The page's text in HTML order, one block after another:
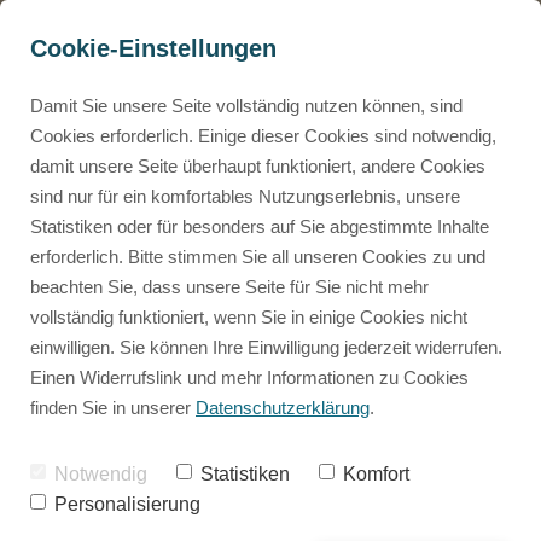
Neuste Beiträge
Human Design
Mammalian Design
Rückblicke
Mammalian Design
0€ Mammalian Design Masterclass
0€ Tierchart Rechner
Kostenlose Tierchart erstellen
Animal Code
Das 1:1 wo wir individuell auf deine Fellnase eingehen.
Sucherergebnis
Cookie-Einstellungen
Damit Sie unsere Seite vollständig nutzen können, sind
Cookies erforderlich. Einige dieser Cookies sind notwendig,
damit unsere Seite überhaupt funktioniert, andere Cookies
sind nur für ein komfortables Nutzungserlebnis, unsere
Statistiken oder für besonders auf Sie abgestimmte Inhalte
erforderlich. Bitte stimmen Sie all unseren Cookies zu und
beachten Sie, dass unsere Seite für Sie nicht mehr
vollständig funktioniert, wenn Sie in einige Cookies nicht
einwilligen. Sie können Ihre Einwilligung jederzeit widerrufen.
Einen Widerrufslink und mehr Informationen zu Cookies
finden Sie in unserer Datenschutzerklärung.
Notwendig Statistiken
Komfort
Personalisierung